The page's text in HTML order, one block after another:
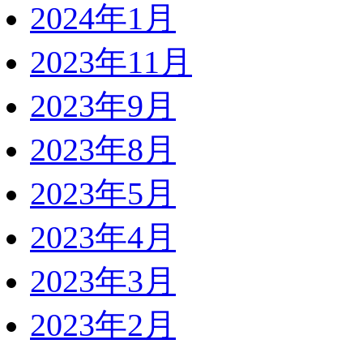
2024年1月
2023年11月
2023年9月
2023年8月
2023年5月
2023年4月
2023年3月
2023年2月